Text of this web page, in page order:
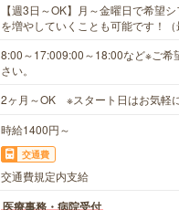
【週3日～OK】月～金曜日で希望
を増やしていくことも可能です！（
8:00～17:009:00～18:00など※ご希
さい。
2ヶ月～OK ※スタート日はお気軽
時給1400円～
交通費
交通費規定内支給
医療事務・病院受付